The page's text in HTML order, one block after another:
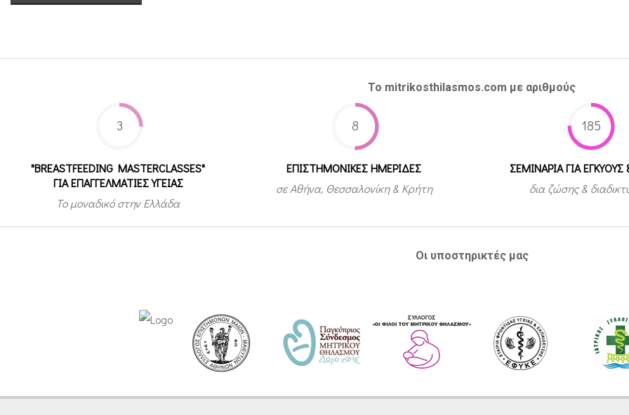
Το mitrikosthilasmos.com με αριθμούς
3
"BREASTFEEDING MASTERCLASSES"
ΓΙΑ ΕΠΑΓΓΕΛΜΑΤΙΕΣ ΥΓΕΙΑΣ
Το μοναδικό στην Ελλάδα
8
ΕΠΙΣΤΗΜΟΝΙΚΕΣ ΗΜΕΡΙΔΕΣ
σε Αθήνα, Θεσσαλονίκη & Κρήτη
185
ΣΕΜΙΝΑΡΙΑ ΓΙΑ ΕΓΚΥΟΥΣ
δια ζώσης &
Οι υποστηρικτές μας